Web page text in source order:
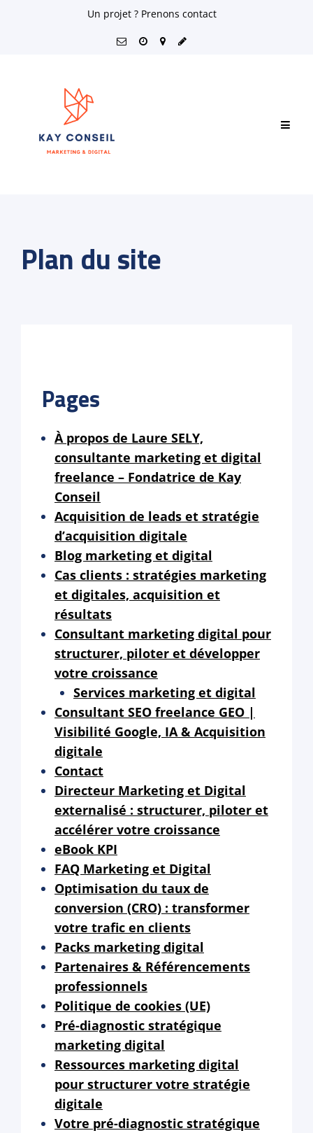
Un projet ? Prenons contact
Plan du site
Pages
À propos de Laure SELY,
consultante marketing et digital
freelance – Fondatrice de Kay
Conseil
Acquisition de leads et stratégie
d’acquisition digitale
Blog marketing et digital
Cas clients : stratégies marketing
et digitales, acquisition et
résultats
Consultant marketing digital pour
structurer, piloter et développer
votre croissance
Services marketing et digital
Consultant SEO freelance GEO |
Visibilité Google, IA & Acquisition
digitale
Contact
Directeur Marketing et Digital
externalisé : structurer, piloter et
accélérer votre croissance
eBook KPI
FAQ Marketing et Digital
Optimisation du taux de
conversion (CRO) : transformer
votre trafic en clients
Packs marketing digital
Partenaires & Référencements
professionnels
Politique de cookies (UE)
Pré-diagnostic stratégique
marketing digital
Ressources marketing digital
pour structurer votre stratégie
digitale
Votre pré-diagnostic stratégique